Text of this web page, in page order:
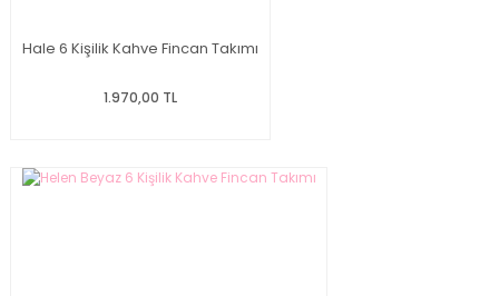
Hale 6 Kişilik Kahve Fincan Takımı
1.970,00 TL